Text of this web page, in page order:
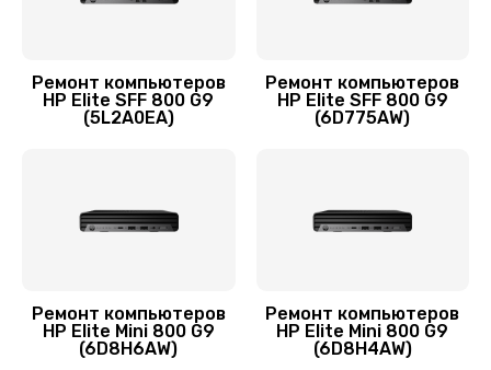
Ремонт компьютеров
HP Elite SFF 800 G9
(5L2A0EA)
Ремонт компьютеров
HP Elite SFF 800 G9
(6D775AW)
Ремонт компьютеров
HP Elite Mini 800 G9
(6D8H6AW)
Ремонт компьютеров
HP Elite Mini 800 G9
(6D8H4AW)